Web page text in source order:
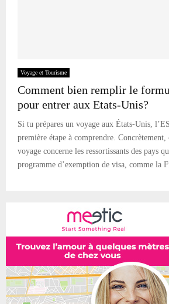
Voyage et Tourisme
Comment bien remplir le
pour entrer aux Etats-Unis?
Si tu prépares un voyage aux États-Unis,
première étape à comprendre.
voyage concerne les ressortissants des pays
programme d’exemption de visa, comme la